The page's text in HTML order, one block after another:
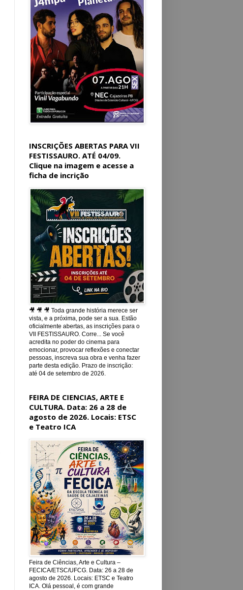
INSCRIÇÕES ABERTAS PARA VII
FESTISSAURO. ATÉ 04/09.
Clique na imagem e acesse a
ficha de incrição
🎥 🎥 🎥 Toda grande história merece ser
vista, e a próxima, pode ser a sua. Estão
oficialmente abertas, as inscrições para o
VII FESTISSAURO. Corre... Se você
acredita no poder do cinema para
emocionar, provocar reflexões e conectar
pessoas, inscreva sua obra e venha fazer
parte desta edição. Prazo de inscrição:
até 04 de setembro de 2026.
FEIRA DE CIENCIAS, ARTE E
CULTURA. Data: 26 a 28 de
agosto de 2026. Locais: ETSC
e Teatro ICA
Feira de Ciências, Arte e Cultura –
FECICA/ETSC/UFCG. Data: 26 a 28 de
agosto de 2026. Locais: ETSC e Teatro
ICA. Olá pessoal, é com grande